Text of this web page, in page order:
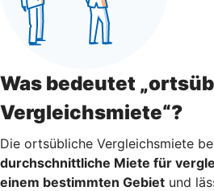
Was bedeutet
Vergleichsmiete“?
Die ortsübliche Vergleichsmiete
durchschnittliche Miete für
einem bestimmten Gebiet und